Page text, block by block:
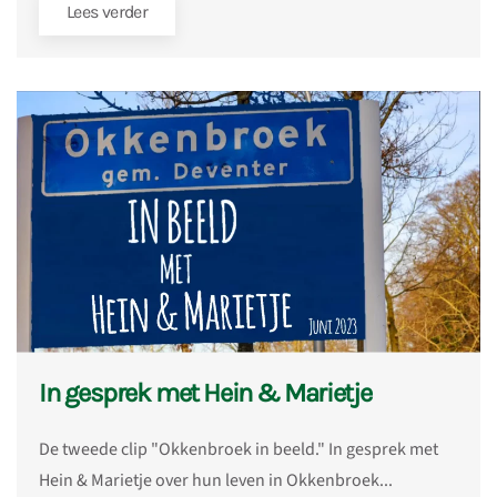
Lees verder
In gesprek met Hein & Marietje
De tweede clip "Okkenbroek in beeld." In gesprek met
Hein & Marietje over hun leven in Okkenbroek...